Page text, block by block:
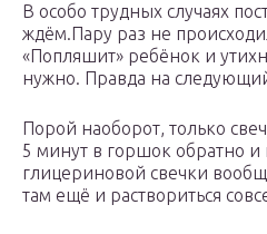
В особо трудных случаях
ждём.Пару раз не
«Попляшит» ребёнок и
нужно. Правда на
Порой наоборот, только
5 минут в горшок обратно и
глицериновой свечки
там ещё и раствориться